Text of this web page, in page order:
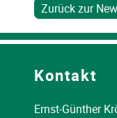
Zurück zur
Kontakt
Ernst-Günther